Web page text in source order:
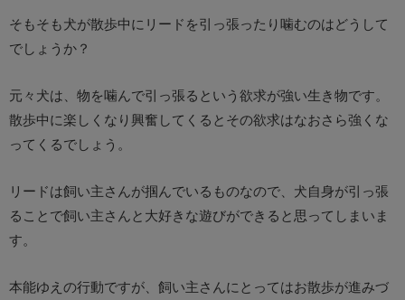
そもそも犬が散歩中にリードを引っ張ったり噛むのはどうして
でしょうか？
元々犬は、物を噛んで引っ張るという欲求が強い生き物です。
散歩中に楽しくなり興奮してくるとその欲求はなおさら強くな
ってくるでしょう。
リードは飼い主さんが掴んでいるものなので、犬自身が引っ張
ることで飼い主さんと大好きな遊びができると思ってしまいま
す。
本能ゆえの行動ですが、飼い主さんにとってはお散歩が進みづ